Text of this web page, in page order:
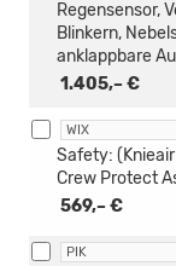
1.405,– €
Regensensor,
Blinkern,
anklappbare
WIX
569,– €
Safety:
Crew Protect
PIK